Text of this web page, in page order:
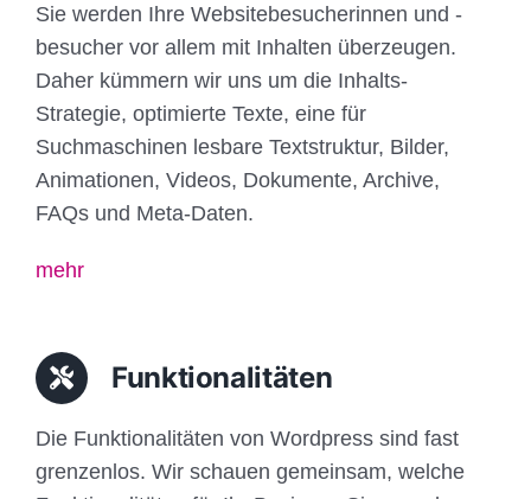
Sie werden Ihre Websitebesucherinnen und -
besucher vor allem mit Inhalten überzeugen.
Daher kümmern wir uns um die Inhalts-
Strategie, optimierte Texte, eine für
Suchmaschinen lesbare Textstruktur, Bilder,
Animationen, Videos, Dokumente, Archive,
FAQs und Meta-Daten.
mehr
Funktionalitäten
Die Funktionalitäten von Wordpress sind fast
grenzenlos. Wir schauen gemeinsam, welche